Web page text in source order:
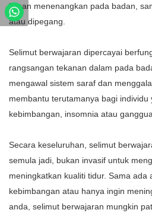
kesan menenangkan pada badan,
atau dipegang.
Selimut berwajaran dipercayai
rangsangan tekanan dalam pada
mengawal sistem saraf dan
membantu terutamanya bagi individu
kebimbangan, insomnia atau
Secara keseluruhan, selimut
semula jadi, bukan invasif untuk
meningkatkan kualiti tidur. Sama ada
kebimbangan atau hanya ingin
anda, selimut berwajaran mungkin